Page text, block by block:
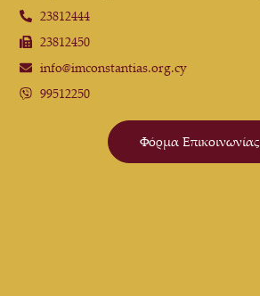
23812444
23812450
info@imconstantias.org.cy
99512250
Φόρμα Επικοινωνίας